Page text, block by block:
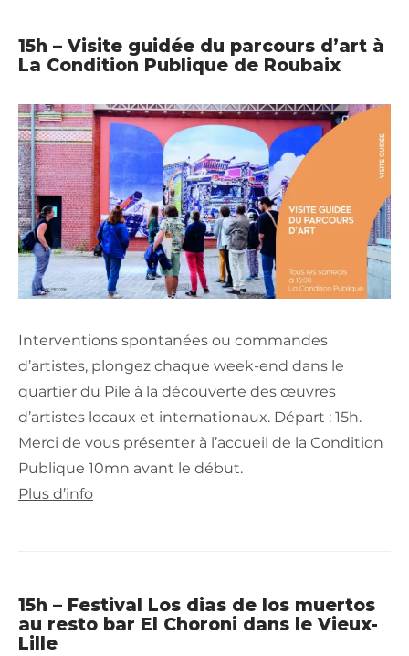
15h – Visite guidée du parcours d’art à
La Condition Publique de Roubaix
Interventions spontanées ou commandes
d’artistes, plongez chaque week-end dans le
quartier du Pile à la découverte des œuvres
d’artistes locaux et internationaux. Départ : 15h.
Merci de vous présenter à l’accueil de la Condition
Publique 10mn avant le début.
Plus d’info
15h – Festival Los dias de los muertos
au resto bar El Choroni dans le Vieux-
Lille